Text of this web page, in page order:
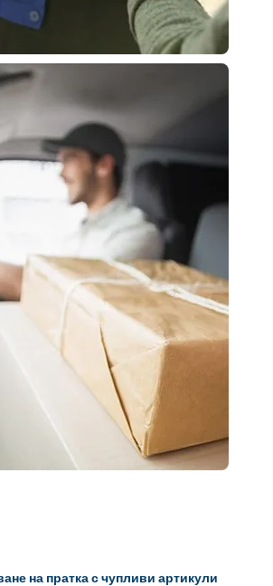
на пратка с чупливи артикули